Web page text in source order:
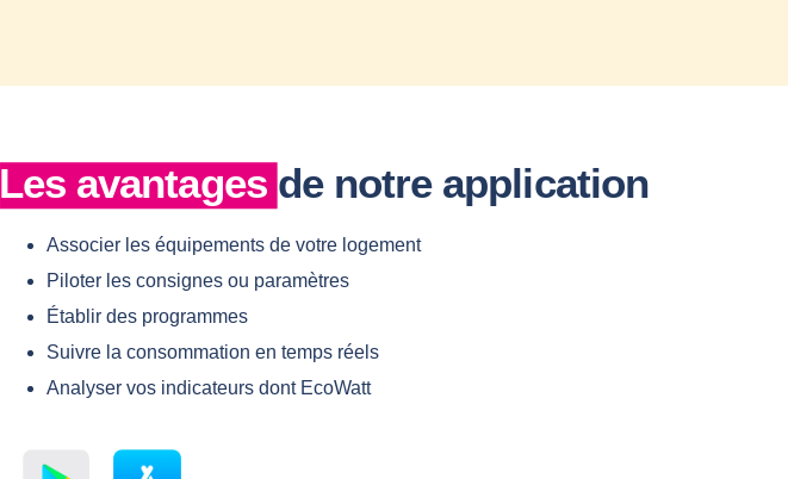
Les avantages de notre application
Associer les équipements de votre logement
Piloter les consignes ou paramètres
Établir des programmes
Suivre la consommation en temps réels
Analyser vos indicateurs dont EcoWatt